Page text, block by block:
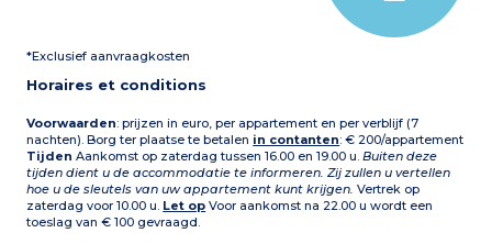
*Exclusief aanvraagkosten
Horaires et conditions
Voorwaarden: prijzen in euro, per appartement en per verblijf (7
nachten). Borg ter plaatse te betalen in contanten: € 200/appartement
Tijden Aankomst op zaterdag tussen 16.00 en 19.00 u.Buiten deze
tijden dient u de accommodatie te informeren. Zij zullen u vertellen
hoe u de sleutels van uw appartement kunt krijgen.Vertrek op
zaterdag voor 10.00 u. Let op Voor aankomst na 22.00 u wordt een
toeslag van € 100 gevraagd.